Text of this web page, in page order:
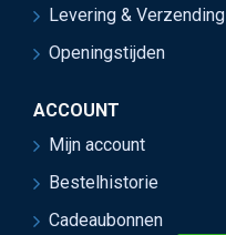
Levering & Verzending
Openingstijden
ACCOUNT
Mijn account
Bestelhistorie
Cadeaubonnen